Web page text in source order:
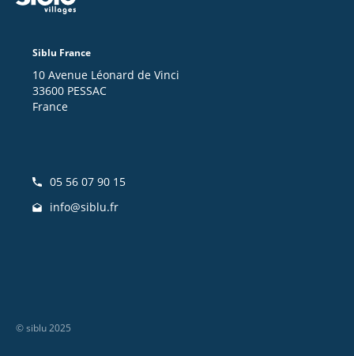
Siblu France
10 Avenue Léonard de Vinci
33600 PESSAC
France
05 56 07 90 15
info@siblu.fr
© siblu 2025